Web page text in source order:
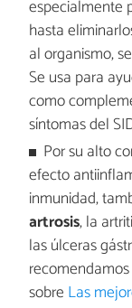
especialmente
hasta
al organismo,
Se usa para
como
síntomas del
Por su alto
efecto
inmunidad,
artrosis, la
las úlceras
sobre Las